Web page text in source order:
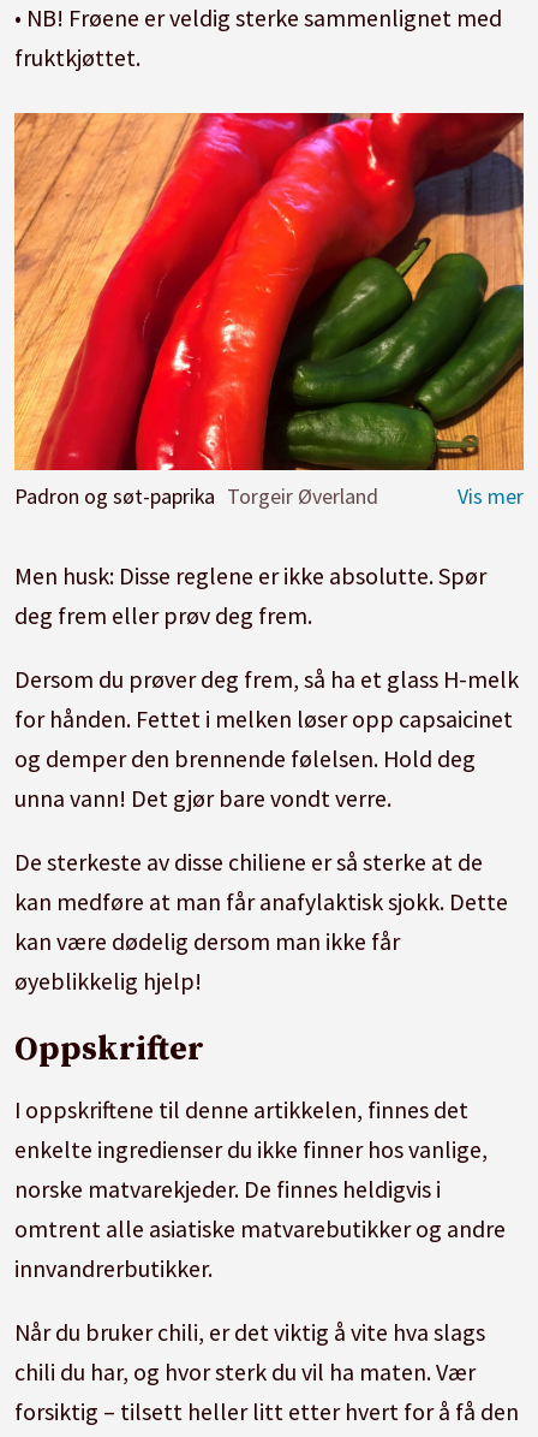
• NB! Frøene er veldig sterke sammenlignet med
fruktkjøttet.
Padron og søt-paprika Torgeir Øverland
Men husk: Disse reglene er ikke absolutte. Spør
deg frem eller prøv deg frem.
Dersom du prøver deg frem, så ha et glass H-melk
for hånden. Fettet i melken løser opp capsaicinet
og demper den brennende følelsen. Hold deg
unna vann! Det gjør bare vondt verre.
De sterkeste av disse chiliene er så sterke at de
kan medføre at man får anafylaktisk sjokk. Dette
kan være dødelig dersom man ikke får
øyeblikkelig hjelp!
Oppskrifter
I oppskriftene til denne artikkelen, finnes det
enkelte ingredienser du ikke finner hos vanlige,
norske matvarekjeder. De finnes heldigvis i
omtrent alle asiatiske matvarebutikker og andre
innvandrerbutikker.
Når du bruker chili, er det viktig å vite hva slags
chili du har, og hvor sterk du vil ha maten. Vær
forsiktig – tilsett heller litt etter hvert for å få den